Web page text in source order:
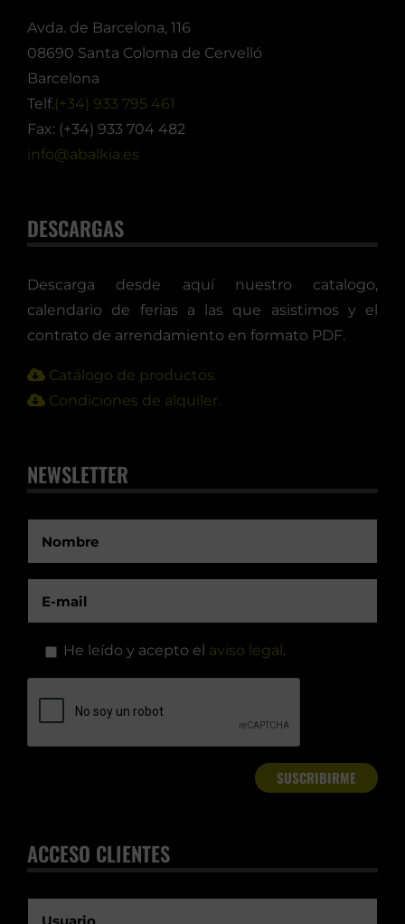
Avda. de Barcelona, 116
08690 Santa Coloma de Cervelló
Barcelona
Telf.(+34) 933 795 461
Fax: (+34) 933 704 482
info@abalkia.es
DESCARGAS
Descarga desde aquí nuestro catalogo,
calendario de ferias a las que asistimos y el
contrato de arrendamiento en formato PDF.
Catálogo de productos.
Condiciones de alquiler.
NEWSLETTER
He leído y acepto el aviso legal .
ACCESO CLIENTES